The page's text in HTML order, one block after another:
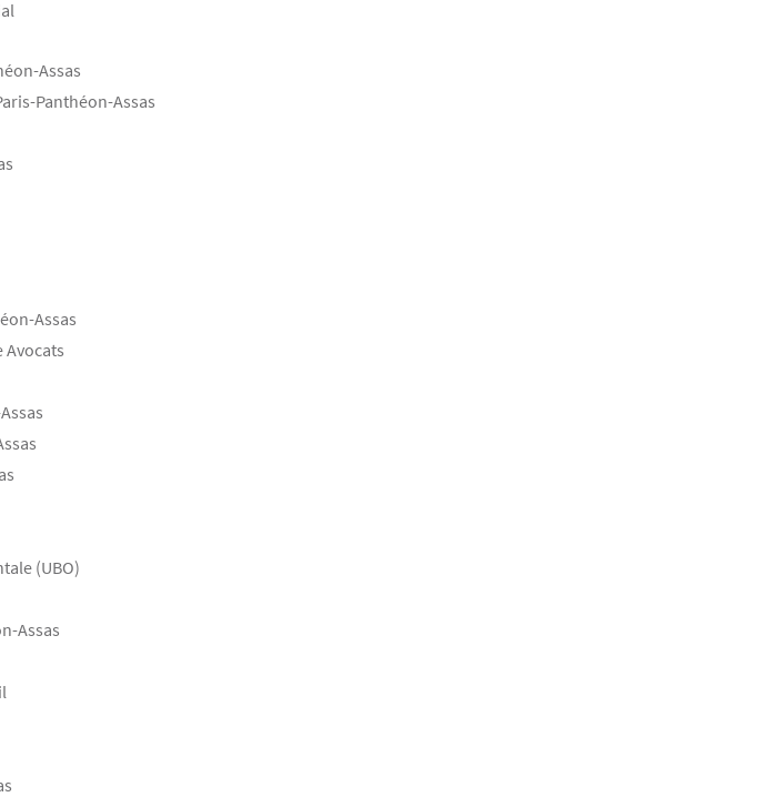
Assas
Panthéon-Assas
Assas
Avocats
(UBO)
Assas